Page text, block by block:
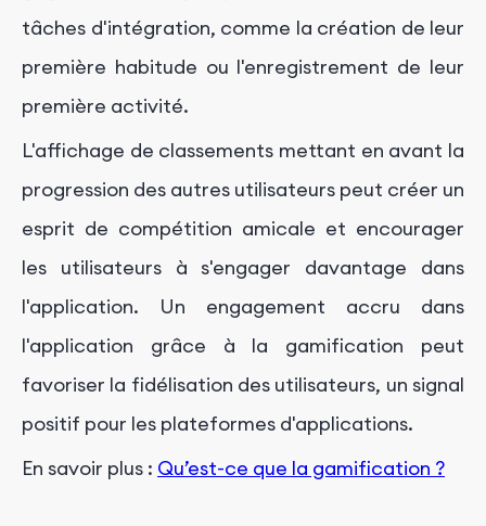
tâches d'intégration, comme la création de leur
première habitude ou l'enregistrement de leur
première activité.
L'affichage de classements mettant en avant la
progression des autres utilisateurs peut créer un
esprit de compétition amicale et encourager
les utilisateurs à s'engager davantage dans
l'application. Un engagement accru dans
l'application grâce à la gamification peut
favoriser la fidélisation des utilisateurs, un signal
positif pour les plateformes d'applications.
En savoir plus : Qu’est-ce que la gamification ?